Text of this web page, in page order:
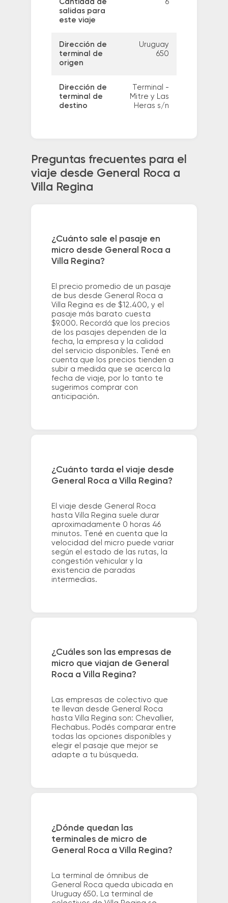
Cantidad de
salidas para
este viaje
6
Dirección de
terminal de
origen
Uruguay
650
Dirección de
terminal de
destino
Terminal -
Mitre y Las
Heras s/n
Preguntas frecuentes para el
viaje desde General Roca a
Villa Regina
¿Cuánto sale el pasaje en
micro desde General Roca a
Villa Regina?
El precio promedio de un pasaje
de bus desde General Roca a
Villa Regina es de $12.400, y el
pasaje más barato cuesta
$9.000. Recordá que los precios
de los pasajes dependen de la
fecha, la empresa y la calidad
del servicio disponibles. Tené en
cuenta que los precios tienden a
subir a medida que se acerca la
fecha de viaje, por lo tanto te
sugerimos comprar con
anticipación.
¿Cuánto tarda el viaje desde
General Roca a Villa Regina?
El viaje desde General Roca
hasta Villa Regina suele durar
aproximadamente 0 horas 46
minutos. Tené en cuenta que la
velocidad del micro puede variar
según el estado de las rutas, la
congestión vehicular y la
existencia de paradas
intermedias.
¿Cuáles son las empresas de
micro que viajan de General
Roca a Villa Regina?
Las empresas de colectivo que
te llevan desde General Roca
hasta Villa Regina son: Chevallier,
Flechabus. Podés comparar entre
todas las opciones disponibles y
elegir el pasaje que mejor se
adapte a tu búsqueda.
¿Dónde quedan las
terminales de micro de
General Roca a Villa Regina?
La terminal de ómnibus de
General Roca queda ubicada en
Uruguay 650. La terminal de